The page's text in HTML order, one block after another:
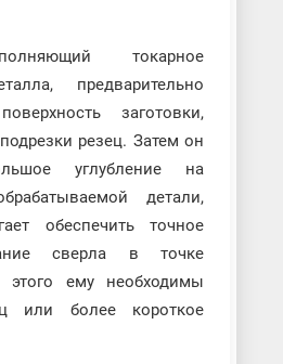
токарное
предварительно
заготовки,
резец. Затем он
углубление на
детали,
обеспечить точное
сверла в точке
этого ему необходимы
или более короткое